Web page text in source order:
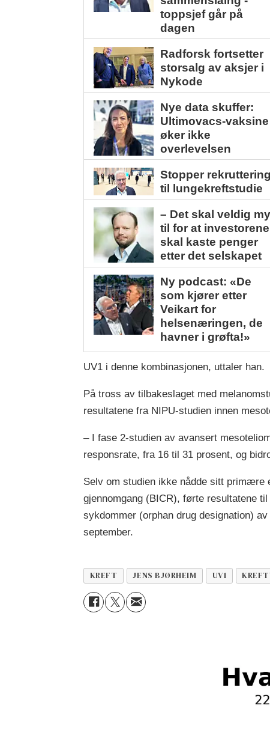
toppsjef går på
dagen
Radforsk fortsetter
storsalg av aksjer i
Nykode
Nye data skuffer:
Ultimovacs-vaksine
øker ikke
overlevelsen
Stopper rekruttering
til lungekreftstudie
– Det skal veldig
til for at investorene
skal kaste penger
etter det selskapet
Ny podcast: «De
som kjører etter
Veikart for
helsenæringen, de
havner i grøfta!»
UV1 i denne kombinasjonen, uttaler han.
På tross av tilbakeslaget med
resultatene fra NIPU-studien innen
– I fase 2-studien av avansert
responsrate, fra 16 til 31 prosent, og
Selv om studien ikke nådde sitt primære
gjennomgang (BICR), førte resultatene
sykdommer (orphan drug designation)
september.
KREFT JENS BJØRHEIM UV1